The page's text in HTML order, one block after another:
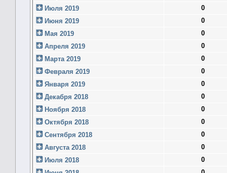
Июля 2019
0
Июня 2019
0
Мая 2019
0
Апреля 2019
0
Марта 2019
0
Февраля 2019
0
Января 2019
0
Декабря 2018
0
Ноября 2018
0
Октября 2018
0
Сентября 2018
0
Августа 2018
0
Июля 2018
0